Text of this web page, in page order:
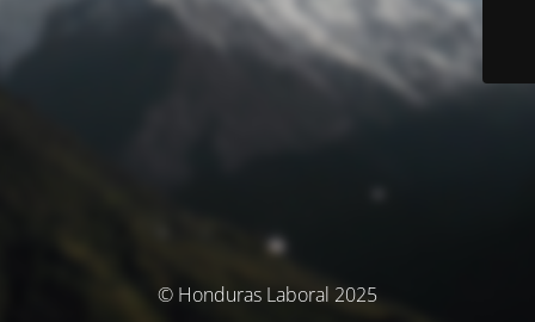
© Honduras Laboral 2025